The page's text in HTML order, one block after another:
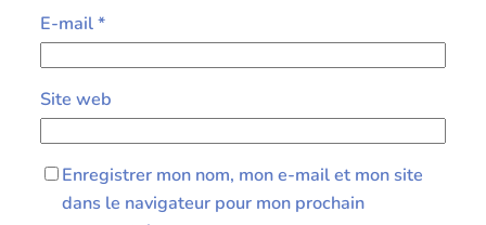
E-mail*
Site web
Enregistrer mon nom, mon e-mail et mon site
dans le navigateur pour mon prochain